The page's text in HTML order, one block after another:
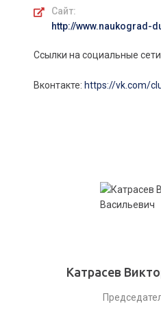
Сайт:
http://www.naukograd-
Ссылки на социальные
Вконтакте: https://vk.com/
Катрасев